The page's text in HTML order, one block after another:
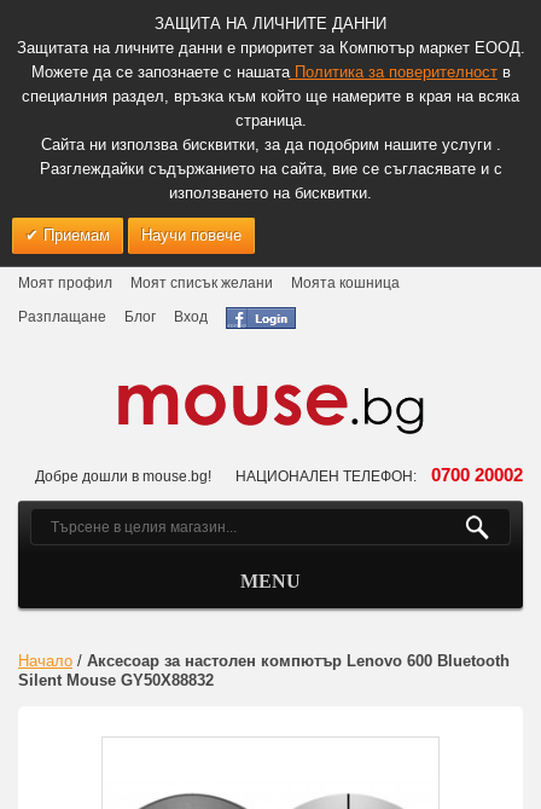
ЗАЩИТА НА ЛИЧНИТЕ ДАННИ
Защитата на личните данни е приоритет за Компютър маркет ЕООД.
Можете да се запознаете с нашатаПолитика за поверителноств
специалния раздел, връзка към който ще намерите в края на всяка
страница.
Сайта ни използва бисквитки, за да подобрим нашите услуги .
Разглеждайки съдържанието на сайта, вие се съгласявате и с
използването на бисквитки.
Приемам Научи повече
Моят профил Моят списък желани
Моята кошница
Разплащане
Блог Вход
Добре дошли в mouse.bg! НАЦИОНАЛЕН ТЕЛЕФОН: 0700 20002
MENU
Начало / Аксесоар за настолен компютър Lenovo 600 Bluetooth
Silent Mouse GY50X88832